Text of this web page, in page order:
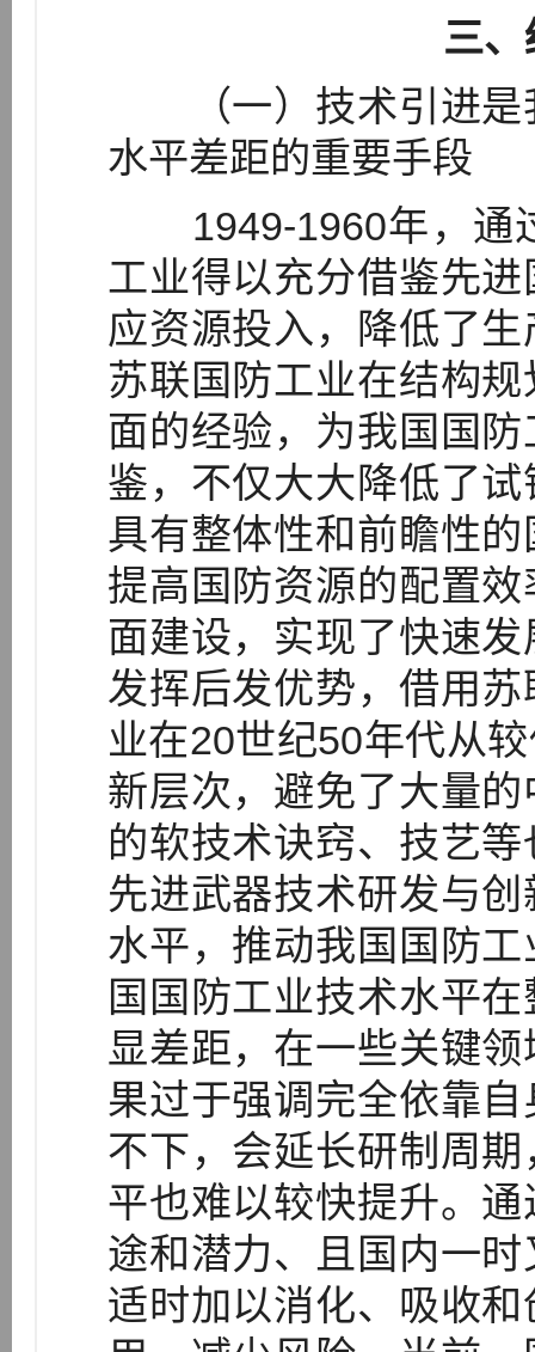
三
（一）技术引进是
水平差距的重要手段
1949-1960年，通
工业得以充分借鉴先
应资源投入，降低了
苏联国防工业在结构
面的经验，为我国国
鉴，不仅大大降低了
具有整体性和前瞻性
提高国防资源的配置
面建设，实现了快速
发挥后发优势，借用
业在20世纪50年代从
新层次，避免了大量
的软技术诀窍、技艺
先进武器技术研发与
水平，推动我国国防
国国防工业技术水平
显差距，在一些关键
果过于强调完全依靠
不下，会延长研制周
平也难以较快提升。
途和潜力、且国内一
适时加以消化、吸收